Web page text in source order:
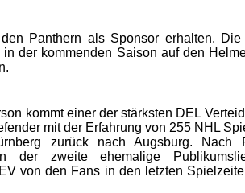
Panthern als Sponsor erhalten. Die
in der kommenden Saison auf den
kommt einer der stärksten DEL
mit der Erfahrung von 255 NHL
zurück nach Augsburg. Nach
der zweite ehemalige
von den Fans in den letzten